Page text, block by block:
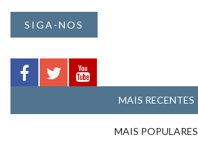
SIGA-NOS
MAIS RECENTES
MAIS POPULARES